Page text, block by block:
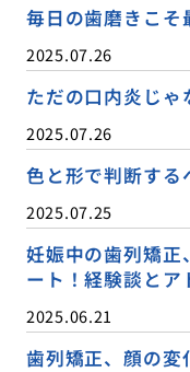
毎日の歯磨きこそ
2025.07.26
ただの口内炎じ
2025.07.26
色と形で判断する
2025.07.25
妊娠中の歯列矯
ート！経験談とア
2025.06.21
歯列矯正、顔の変